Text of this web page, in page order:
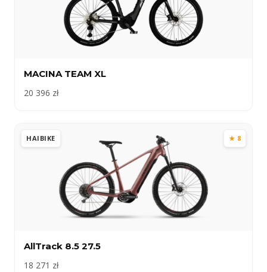
MACINA TEAM XL
20 396 zł
HAIBIKE ★ 8
AllTrack 8.5 27.5
18 271 zł